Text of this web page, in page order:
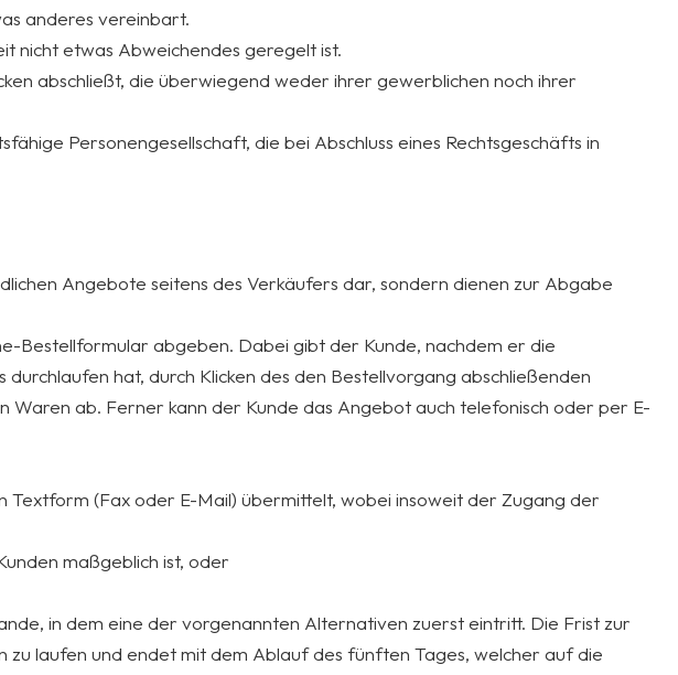
anderes vereinbart.
nicht etwas Abweichendes geregelt ist.
abschließt, die überwiegend weder ihrer gewerblichen noch ihrer
Personengesellschaft, die bei Abschluss eines Rechtsgeschäfts in
Angebote seitens des Verkäufers dar, sondern dienen zur Abgabe
Bestellformular abgeben. Dabei gibt der Kunde, nachdem er die
hat, durch Klicken des den Bestellvorgang abschließenden
ab. Ferner kann der Kunde das Angebot auch telefonisch oder per E-
(Fax oder E-Mail) übermittelt, wobei insoweit der Zugang der
maßgeblich ist, oder
in dem eine der vorgenannten Alternativen zuerst eintritt. Die Frist zur
laufen und endet mit dem Ablauf des fünften Tages, welcher auf die